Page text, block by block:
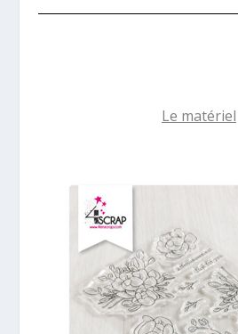
Le matériel